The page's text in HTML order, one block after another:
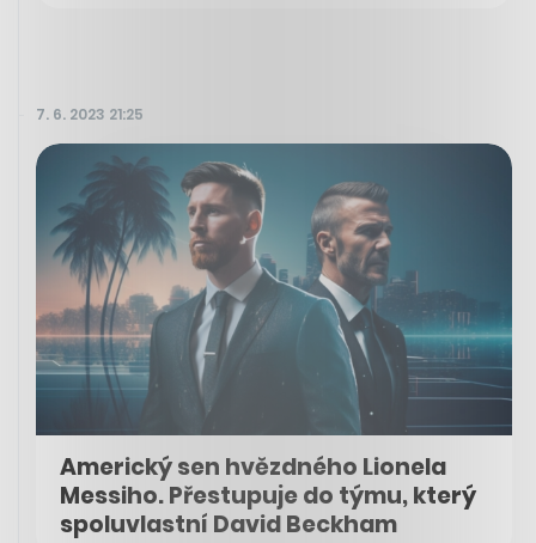
7. 6. 2023 21:25
Americký sen hvězdného Lionela
Messiho. Přestupuje do týmu, který
spoluvlastní David Beckham